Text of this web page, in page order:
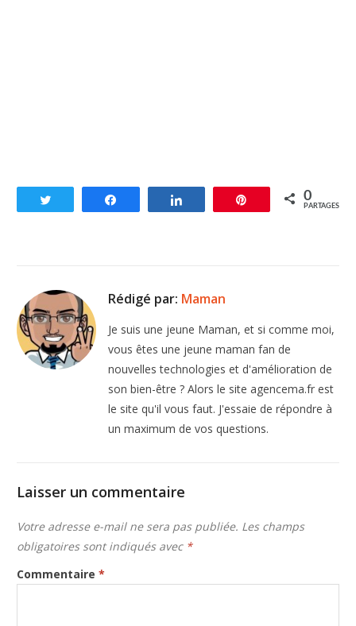
Enregistrer
0
PARTAGES
Rédigé par: Maman
Je suis une jeune Maman, et si comme moi,
vous êtes une jeune maman fan de
nouvelles technologies et d'amélioration de
son bien-être ? Alors le site agencema.fr est
le site qu'il vous faut. J'essaie de répondre à
un maximum de vos questions.
Laisser un commentaire
Votre adresse e-mail ne sera pas publiée. Les champs
obligatoires sont indiqués avec *
Commentaire*